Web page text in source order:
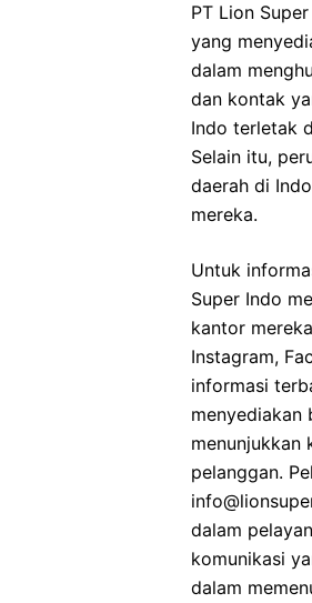
PT Lion
yang
dalam
dan kontak
Indo terletak
Selain itu,
daerah di
mereka.
Untuk
Super Indo
kantor
Instagram,
informasi
menyediakan
menunjukkan
pelanggan.
dalam
komunikasi
dalam